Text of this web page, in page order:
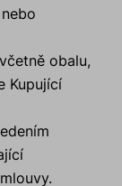
obalu,
Kupující